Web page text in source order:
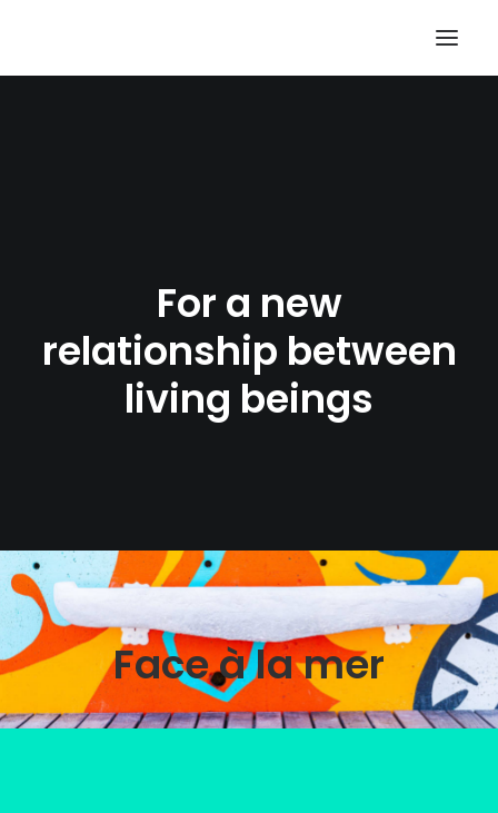
RECHERCHE
PANIER
For a new
relationship between
living beings
Face à la mer